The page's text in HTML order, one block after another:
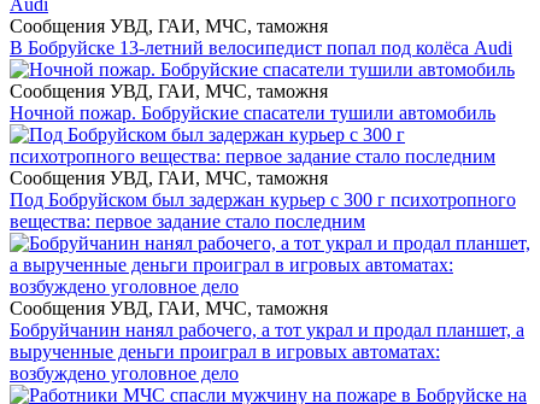
Сообщения УВД, ГАИ, МЧС, таможня
В Бобруйске 13-летний велосипедист попал под колёса Audi
Сообщения УВД, ГАИ, МЧС, таможня
Ночной пожар. Бобруйские спасатели тушили автомобиль
Сообщения УВД, ГАИ, МЧС, таможня
Под Бобруйском был задержан курьер с 300 г психотропного
вещества: первое задание стало последним
Сообщения УВД, ГАИ, МЧС, таможня
Бобруйчанин нанял рабочего, а тот украл и продал планшет, а
вырученные деньги проиграл в игровых автоматах:
возбуждено уголовное дело